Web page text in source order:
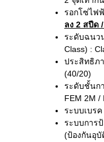
รอกโซ่ไฟ
ลง 2 สปีด
ระดับฉนว
Class) :
ประสิทธิภ
(40/20)
ระดับชั้นก
FEM 2M /
ระบบเบร
ระบบการ
(ป้องกันอุบั